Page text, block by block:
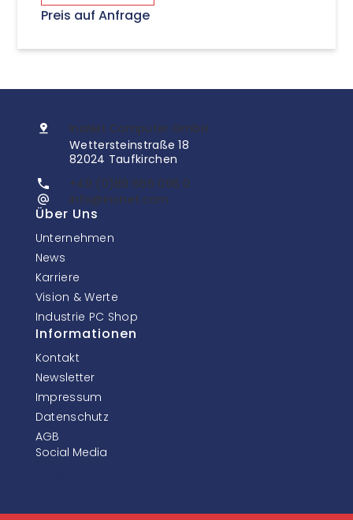
Preis auf Anfrage
InoNet Computer GmbH
Wettersteinstraße 18
82024 Taufkirchen
+49 (0)89 666 096 0
info@inonet.com
Über Uns
Unternehmen
News
Karriere
Vision & Werte
Industrie PC Shop
Informationen
Kontakt
Newsletter
Impressum
Datenschutz
AGB
Social Media